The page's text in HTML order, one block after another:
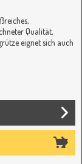
Qualität,
eignet sich auch